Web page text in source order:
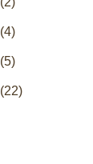
(4)
(5)
(22)